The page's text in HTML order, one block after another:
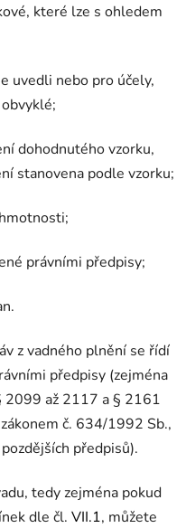
které lze s ohledem
uvedli nebo pro účely,
dohodnutého vzorku,
stanovena podle vzorku;
právními předpisy;
z vadného plnění se řídí
předpisy (zejména
2099 až 2117 a § 2161
č. 634/1992 Sb.,
předpisů).
tedy zejména pokud
dle čl. VII.1, můžete